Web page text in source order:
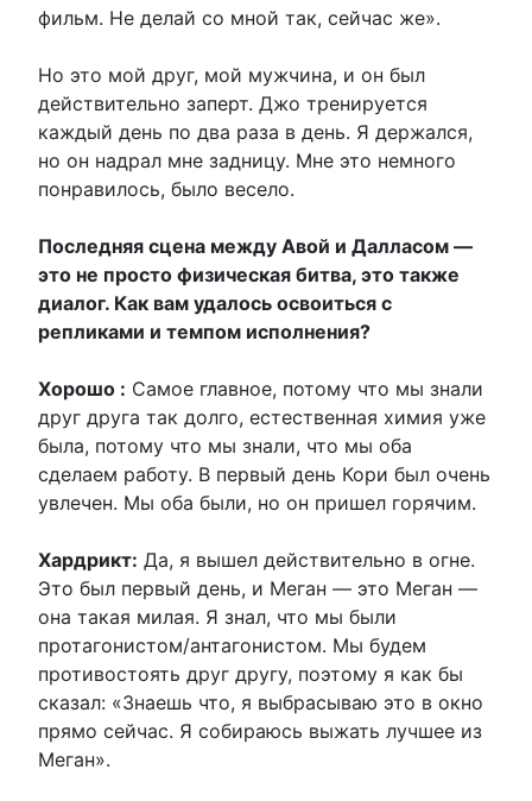
фильм. Не делай со мной так, сейчас же».
Но это мой друг, мой мужчина, и он был
действительно заперт. Джо тренируется
каждый день по два раза в день. Я держался,
но он надрал мне задницу. Мне это немного
понравилось, было весело.
Последняя сцена между Авой и Далласом —
это не просто физическая битва, это также
диалог. Как вам удалось освоиться с
репликами и темпом исполнения?
Хорошо : Самое главное, потому что мы знали
друг друга так долго, естественная химия уже
была, потому что мы знали, что мы оба
сделаем работу. В первый день Кори был очень
увлечен. Мы оба были, но он пришел горячим.
Хардрикт: Да, я вышел действительно в огне.
Это был первый день, и Меган — это Меган —
она такая милая. Я знал, что мы были
протагонистом/антагонистом. Мы будем
противостоять друг другу, поэтому я как бы
сказал: «Знаешь что, я выбрасываю это в окно
прямо сейчас. Я собираюсь выжать лучшее из
Меган».